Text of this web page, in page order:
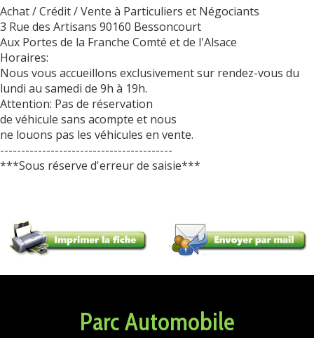
Achat / Crédit / Vente à Particuliers et Négociants
3 Rue des Artisans 90160 Bessoncourt
Aux Portes de la Franche Comté et de l'Alsace
Horaires:
Nous vous accueillons exclusivement sur rendez-vous du
lundi au samedi de 9h à 19h.
Attention: Pas de réservation
de véhicule sans acompte et nous
ne louons pas les véhicules en vente.
-----------------------------------------
***Sous réserve d'erreur de saisie***
Parc Automobile